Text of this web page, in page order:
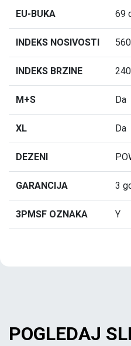
EU-BUKA 69
INDEKS NOSIVOSTI
INDEKS BRZINE
M+S Da
XL Da
DEZENI
GARANCIJA 3
3PMSF OZNAKA Y
POGLEDAJ